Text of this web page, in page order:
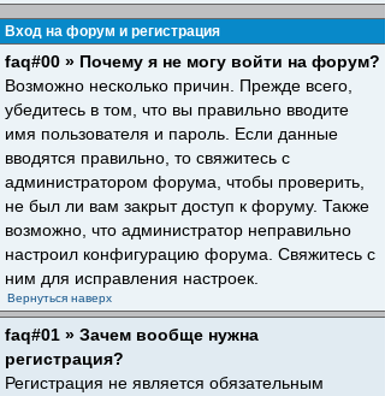
Вход на форум и регистрация
faq#00 » Почему я не могу войти на форум?
Возможно несколько причин. Прежде всего,
убедитесь в том, что вы правильно вводите
имя пользователя и пароль. Если данные
вводятся правильно, то свяжитесь с
администратором форума, чтобы проверить,
не был ли вам закрыт доступ к форуму. Также
возможно, что администратор неправильно
настроил конфигурацию форума. Свяжитесь с
ним для исправления настроек.
Вернуться наверх
faq#01 » Зачем вообще нужна
регистрация?
Регистрация не является обязательным